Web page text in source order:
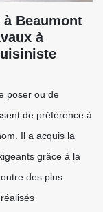
Beaumont
à
poser ou de
de préférence à
Il a acquis la
grâce à la
des plus